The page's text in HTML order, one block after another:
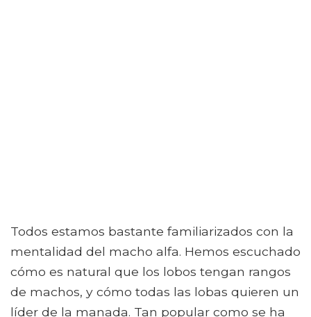
Todos estamos bastante familiarizados con la
mentalidad del macho alfa. Hemos escuchado
cómo es natural que los lobos tengan rangos
de machos, y cómo todas las lobas quieren un
líder de la manada. Tan popular como se ha